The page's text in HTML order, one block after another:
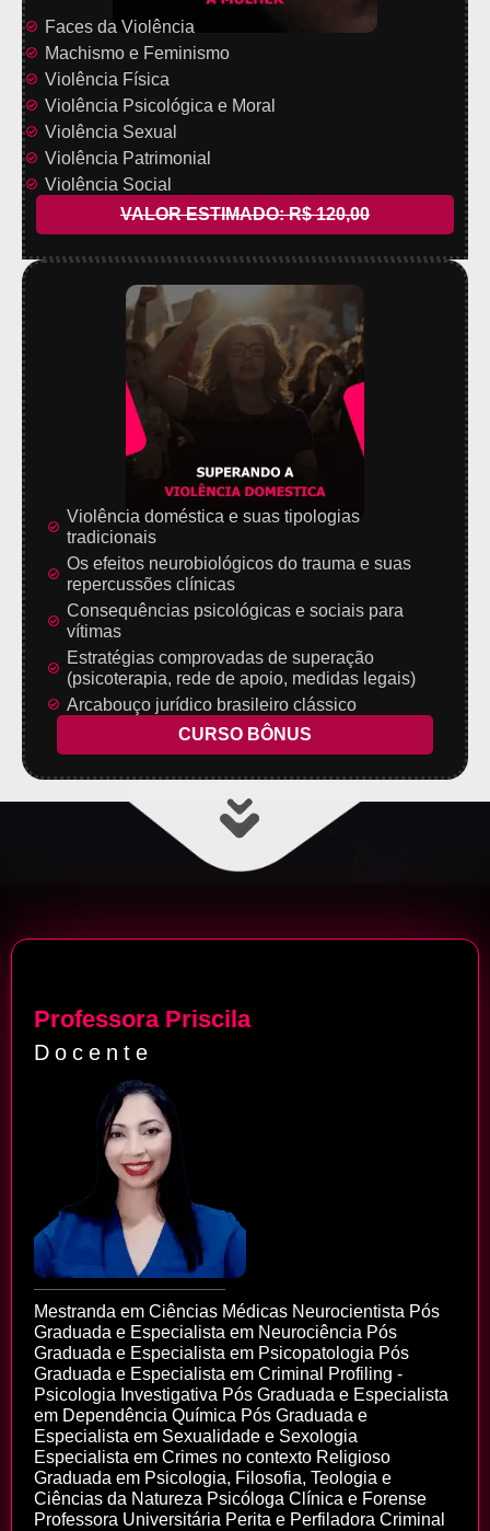
Faces da Violência
Machismo e Feminismo
Violência Física
Violência Psicológica e Moral
Violência Sexual
Violência Patrimonial
Violência Social
VALOR ESTIMADO: R$ 120,00
Violência doméstica e suas tipologias
tradicionais
Os efeitos neurobiológicos do trauma e suas
repercussões clínicas
Consequências psicológicas e sociais para
vítimas
Estratégias comprovadas de superação
(psicoterapia, rede de apoio, medidas legais)
Arcabouço jurídico brasileiro clássico
CURSO BÔNUS
Professora Priscila
Docente
Mestranda em Ciências Médicas Neurocientista Pós
Graduada e Especialista em Neurociência Pós
Graduada e Especialista em Psicopatologia Pós
Graduada e Especialista em Criminal Profiling -
Psicologia Investigativa Pós Graduada e Especialista
em Dependência Química Pós Graduada e
Especialista em Sexualidade e Sexologia
Especialista em Crimes no contexto Religioso
Graduada em Psicologia, Filosofia, Teologia e
Ciências da Natureza Psicóloga Clínica e Forense
Professora Universitária Perita e Perfiladora Criminal